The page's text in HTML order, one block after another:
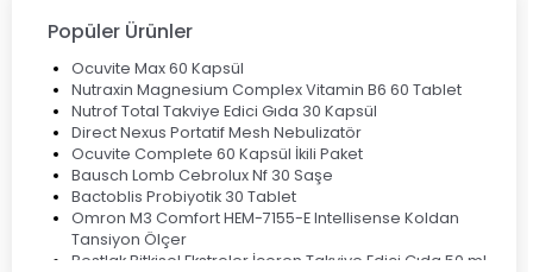
Popüler Ürünler
Ocuvite Max 60 Kapsül
Nutraxin Magnesium Complex Vitamin B6 60 Tablet
Nutrof Total Takviye Edici Gıda 30 Kapsül
Direct Nexus Portatif Mesh Nebulizatör
Ocuvite Complete 60 Kapsül İkili Paket
Bausch Lomb Cebrolux Nf 30 Saşe
Bactoblis Probiyotik 30 Tablet
Omron M3 Comfort HEM-7155-E Intellisense Koldan
Tansiyon Ölçer
Bestlak Bitkisel Ekstreler İçeren Takviye Edici Gıda 50 ml